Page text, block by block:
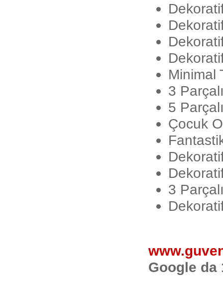
Minimal
3
5
Çocuk
3
Google da